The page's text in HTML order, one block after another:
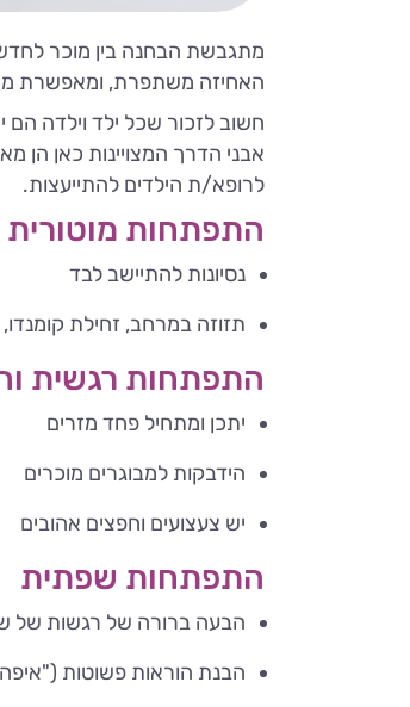
מתגבשת הבחנה בין מוכר לחדש,
האחיזה משתפרת, ומאפשרת
חשוב לזכור שכל ילד וילדה הם
אבני הדרך המצויינות כאן הן
לרופא/ת הילדים להתייעצות.
התפתחות מוטורית
נסיונות להתיישב לבד
תזוזה במרחב, זחילת
התפתחות רגשית
יתכן ומתחיל פחד מזרים
הידבקות למבוגרים מוכרים
יש צעצועים וחפצים אהובים
התפתחות שפתית
הבעה ברורה של רגשות של
הבנת הוראות פשוטות